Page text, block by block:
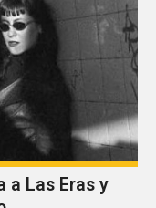
a Las Eras y